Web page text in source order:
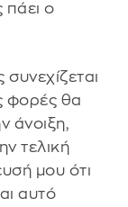
ο
φορές θα
άνοιξη,
τελική
μου ότι
αυτό